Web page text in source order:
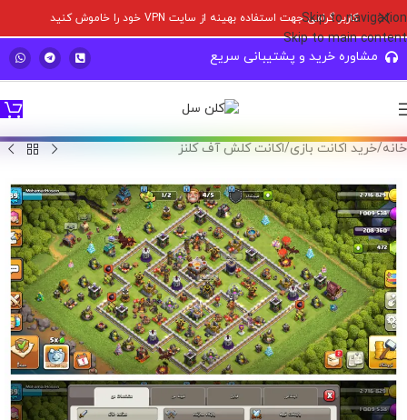
Skip to navigation
Skip to main content
کاربر گرامی جهت استفاده بهینه از سایت VPN خود را خاموش کنید
مشاوره خرید و پشتیبانی سریع
خانه/خرید اکانت بازی/اکانت کلش آف کلنز